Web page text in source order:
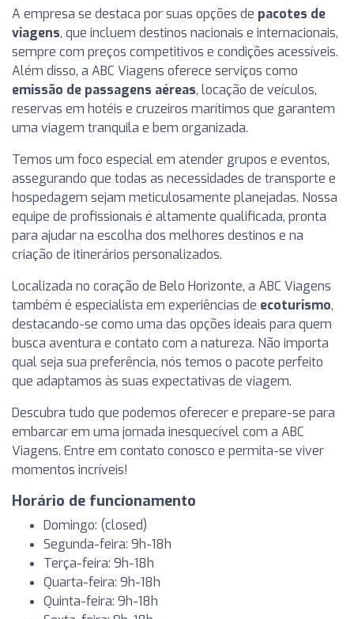
A empresa se destaca por suas opções de pacotes de
viagens, que incluem destinos nacionais e internacionais,
sempre com preços competitivos e condições acessíveis.
Além disso, a ABC Viagens oferece serviços como
emissão de passagens aéreas, locação de veículos,
reservas em hotéis e cruzeiros marítimos que garantem
uma viagem tranquila e bem organizada.
Temos um foco especial em atender grupos e eventos,
assegurando que todas as necessidades de transporte e
hospedagem sejam meticulosamente planejadas. Nossa
equipe de profissionais é altamente qualificada, pronta
para ajudar na escolha dos melhores destinos e na
criação de itinerários personalizados.
Localizada no coração de Belo Horizonte, a ABC Viagens
também é especialista em experiências de ecoturismo,
destacando-se como uma das opções ideais para quem
busca aventura e contato com a natureza. Não importa
qual seja sua preferência, nós temos o pacote perfeito
que adaptamos às suas expectativas de viagem.
Descubra tudo que podemos oferecer e prepare-se para
embarcar em uma jornada inesquecível com a ABC
Viagens. Entre em contato conosco e permita-se viver
momentos incríveis!
Horário de funcionamento
Domingo: (closed)
Segunda-feira: 9h-18h
Terça-feira: 9h-18h
Quarta-feira: 9h-18h
Quinta-feira: 9h-18h